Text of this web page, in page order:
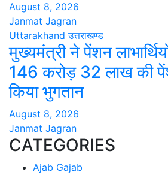
August 8, 2026
Janmat Jagran
Uttarakhand उत्तराखण्ड
मुख्यमंत्री ने पेंशन
146 करोड़ 32 लाख की
किया भुगतान
August 8, 2026
Janmat Jagran
CATEGORIES
Ajab Gajab